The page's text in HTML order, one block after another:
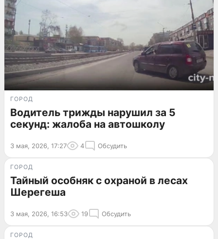
ГОРОД
Водитель трижды нарушил за 5
секунд: жалоба на автошколу
3 мая, 2026, 17:27 4 Обсудить
ГОРОД
Тайный особняк с охраной в лесах
Шерегеша
3 мая, 2026, 16:53 19 Обсудить
ГОРОД